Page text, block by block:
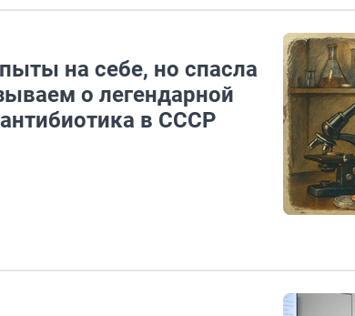
на себе, но спасла
о легендарной
в СССР